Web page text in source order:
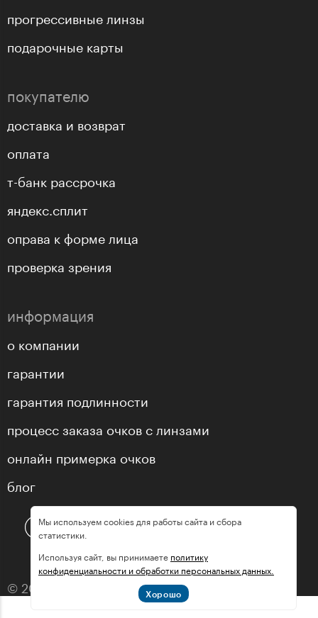
прогрессивные линзы
подарочные карты
покупателю
доставка и возврат
оплата
т-банк рассрочка
яндекс.сплит
оправа к форме лица
проверка зрения
информация
о компании
гарантии
гарантия подлинности
процесс заказа очков с линзами
онлайн примерка очков
блог
© 2013—2026 оптика «МастерГлассес»
Мы используем cookies для работы сайта и сбора
статистики.
Используя сайт, вы принимаете политику
конфиденциальности и обработки персональных данных.
Хорошо